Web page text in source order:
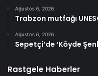
Ağustos 6, 2026
Trabzon mutfağı
Ağustos 6, 2026
Sepetçi’de ‘Köyde
Rastgele Haberler